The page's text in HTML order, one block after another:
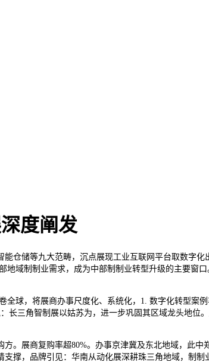
度阐发
储等九大范畴，沉点展现工业互联网平台取数字化
地域制制业需求，成为中部制制业转型升级的主要窗
，将展商办事尺度化、系统化，1. 数字化转型案
长三角智制展以姑苏为，进一步巩固其区域龙头地
展商复购率超80%。办事京津冀及东北地域，此中
撑，品牌引见：华南从动化展深耕珠三角地域，制